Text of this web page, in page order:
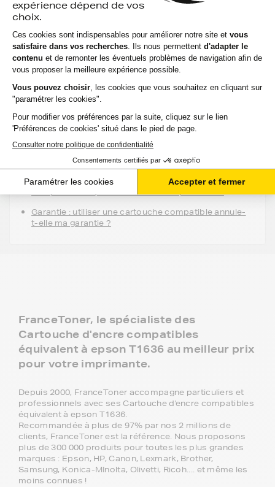
Ajouter au panier
Aide & conseils
Qu'est ce qu'une cartouche compatible ?
Entretien : est-ce qu'utiliser une cartouche
compatible risque d'abimer mon imprimante ?
Garantie : utiliser une cartouche compatible annule-
t-elle ma garantie ?
FranceToner, le spécialiste des
Cartouche d'encre compatibles
équivalent à epson T1636 au meilleur prix
pour votre imprimante.
Depuis 2000, FranceToner accompagne particuliers et
professionnels avec ses Cartouche d'encre compatibles
équivalent à epson T1636.
Recommandée à plus de 97% par nos 2 millions de
clients, FranceToner est la référence. Nous proposons
plus de 300 000 produits pour toutes les plus grandes
marques : Epson, HP, Canon, Lexmark, Brother,
Samsung, Konica-MInolta, Olivetti, Ricoh.... et même les
moins connues !